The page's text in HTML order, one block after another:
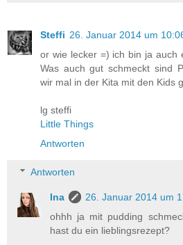
Steffi 26. Januar 2014 um
or wie lecker =) ich bin ja auch
Was auch gut schmeckt sind
wir mal in der Kita mit den Kids
lg steffi
Little Things
Antworten
Antworten
Ina
26. Januar 2014 um
ohhh ja mit pudding
hast du ein lieblingsrezept?